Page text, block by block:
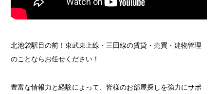
北池袋駅目の前！東武東上線・三田線の賃貸・売買・建物管理
のことならお任せください！
豊富な情報力と経験によって、皆様のお部屋探しを強力にサポ